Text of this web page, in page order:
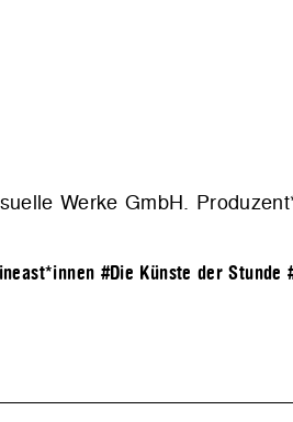
Werke GmbH.
#Die Künste der Stunde